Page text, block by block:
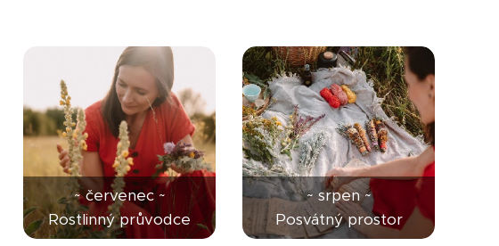
~ červenec ~
Rostlinný průvodce
~ srpen ~
Posvátný prostor